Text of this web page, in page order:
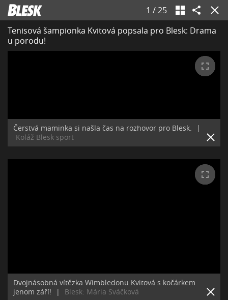
1 /25
Tenisová šampionka Kvitová popsala pro Blesk: Drama
u porodu!
Čerstvá maminka si našla čas na rozhovor pro Blesk.
|
Koláž Blesk sport
Dvojnásobná vítězka Wimbledonu Kvitová s kočárkem
jenom září!
| Blesk: Mária Sváčková